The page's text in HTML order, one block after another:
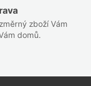
zboží Vám
domů.